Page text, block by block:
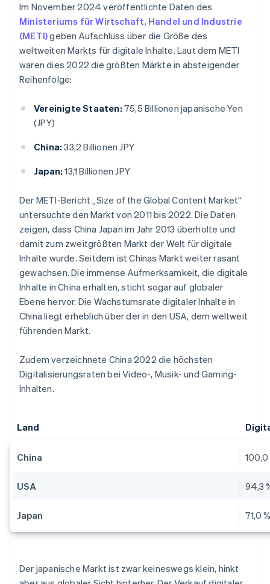
Im November 2024 veröffentlichte Daten des
Ministeriums für Wirtschaft, Handel und Industrie
(METI)geben Aufschluss über die Größe des
weltweiten Markts für digitale Inhalte. Laut dem METI
waren dies 2022 die größten Märkte in absteigender
Reihenfolge:
Vereinigte Staaten: 75,5 Billionen japanische Yen
(JPY)
China: 33,2 Billionen JPY
Japan: 13,1 Billionen JPY
Der METI-Bericht „Size of the Global Content Market“
untersuchte den Markt von 2011 bis 2022. Die Daten
zeigen, dass China Japan im Jahr 2013 überholte und
damit zum zweitgrößten Markt der Welt für digitale
Inhalte wurde. Seitdem ist Chinas Markt weiter rasant
gewachsen. Die immense Aufmerksamkeit, die digitale
Inhalte in China erhalten, sticht sogar auf globaler
Ebene hervor. Die Wachstumsrate digitaler Inhalte in
China liegt erheblich über der in den USA, dem weltweit
führenden Markt.
Zudem verzeichnete China 2022 die höchsten
Digitalisierungsraten bei Video-, Musik- und Gaming-
Inhalten.
Land
China 100,0
USA 94,3
Japan 71,0
Der japanische Markt ist zwar keineswegs klein, hinkt